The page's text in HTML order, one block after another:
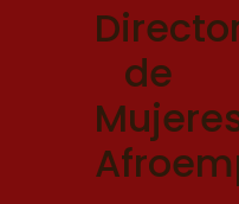
de